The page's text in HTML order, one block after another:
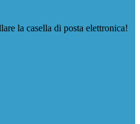
la casella di posta elettronica!